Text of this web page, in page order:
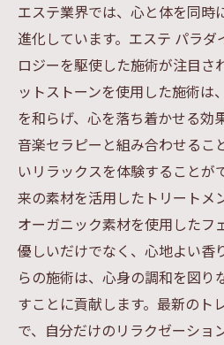
エステ業界では、心と体を同時
進化しています。エステ パラダ
ロジーを駆使した施術が注目さ
ットストーンを使用した施術は
を和らげ、心を落ち着かせる効
音楽セラピーと組み合わせるこ
いリラックスを体験することが
来の素材を活用したトリートメ
オーガニック素材を使用したフ
優しいだけでなく、心地よい香
らの施術は、心身の調和を図り
すことに貢献します。最新のト
で、自分だけのリラクゼーショ